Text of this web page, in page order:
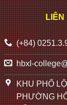
LIÊN
(+84)
hbxl-
KHU PHỐ
PHƯỜNG